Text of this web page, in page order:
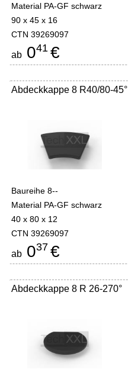
Material PA-GF schwarz
90 x 45 x 16
CTN 39269097
ab 041 €
Abdeckkappe 8 R40/80-45°
Baureihe 8--
Material PA-GF schwarz
40 x 80 x 12
CTN 39269097
ab 037 €
Abdeckkappe 8 R 26-270°